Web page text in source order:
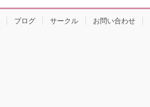
ブログ サークル お問い合わせ